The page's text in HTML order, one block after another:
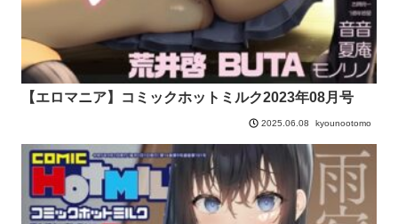
【エロマニア】コミックホットミルク2023年08月号
2025.06.08 kyounootomo